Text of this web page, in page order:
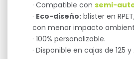
· Compatible con semi-
· Eco-diseño: blíster en
con menor impacto
· 100% personalizable.
· Disponible en cajas de 125